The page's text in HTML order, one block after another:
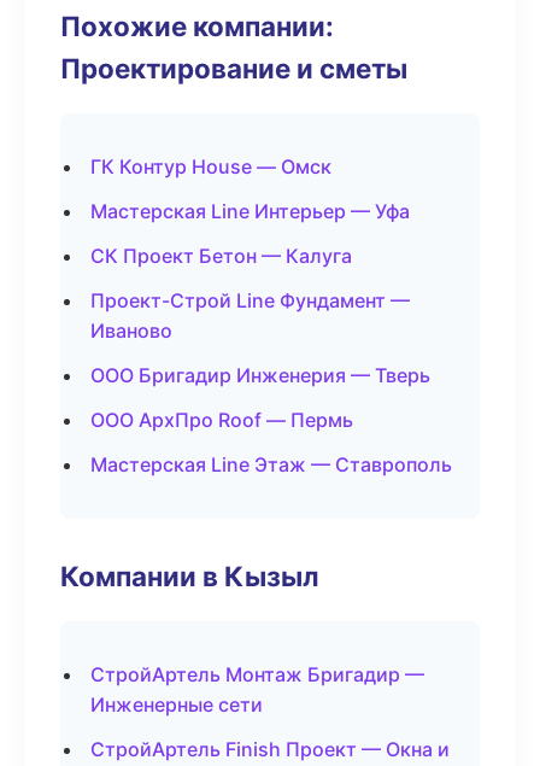
Похожие компании:
Проектирование и сметы
ГК Контур House — Омск
Мастерская Line Интерьер — Уфа
СК Проект Бетон — Калуга
Проект-Строй Line Фундамент —
Иваново
ООО Бригадир Инженерия — Тверь
ООО АрхПро Roof — Пермь
Мастерская Line Этаж — Ставрополь
Компании в Кызыл
СтройАртель Монтаж Бригадир —
Инженерные сети
СтройАртель Finish Проект — Окна и